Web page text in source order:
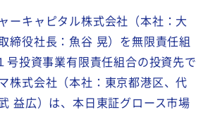
ーキャピタル株式会社（本社：大
締役社長：魚谷 晃）を無限責任組
号投資事業有限責任組合の投資先で
株式会社（本社：東京都港区、代
益広）は、本日東証グロース市場